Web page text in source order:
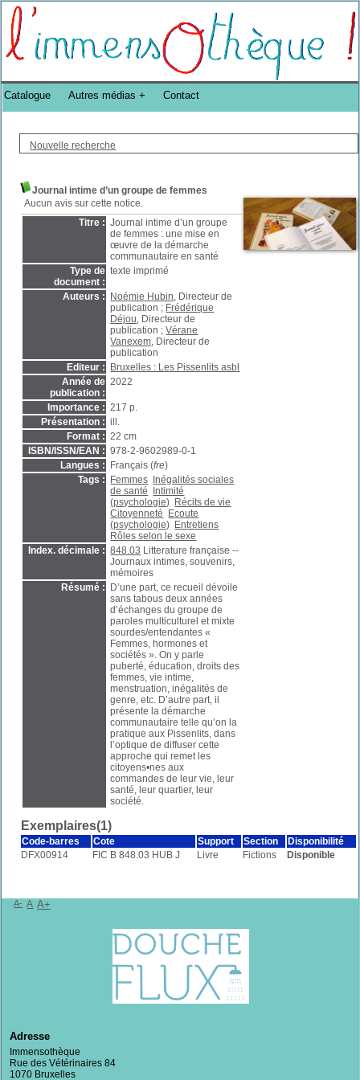
Bibliothèque DoucheFLUX Bibliotheek -->
Nouvelle recherche
Journal intime d’un groupe de femmes
Aucun avis sur cette notice.
Titre : Journal intime d’un groupe
de femmes : une mise en
œuvre de la démarche
communautaire en santé
Type de
document :
texte imprimé
Auteurs : Noémie Hubin, Directeur de
publication ; Frédérique
Déjou, Directeur de
publication ;Vérane
Vanexem, Directeur de
publication
Editeur :
Bruxelles : Les Pissenlits asbl
Année de
publication :
2022
Importance : 217 p.
Présentation : ill.
Format : 22 cm
ISBN/ISSN/EAN : 978-2-9602989-0-1
Langues :
Français (fre)
Tags :
Femmes
Inégalités sociales
de santé
Intimité
(psychologie) Récits de vie
Citoyenneté
Ecoute
(psychologie) Entretiens
Rôles selon le sexe
Index. décimale : 848.03 Litterature française --
Journaux intimes, souvenirs,
mémoires
Résumé :
D’une part, ce recueil dévoile
sans tabous deux années
d’échanges du groupe de
paroles multiculturel et mixte
sourdes/entendantes «
Femmes, hormones et
sociétés ». On y parle
puberté, éducation, droits des
femmes, vie intime,
menstruation, inégalités de
genre, etc. D’autre part, il
présente la démarche
communautaire telle qu’on la
pratique aux Pissenlits, dans
l’optique de diffuser cette
approche qui remet les
citoyens•nes aux
commandes de leur vie, leur
santé, leur quartier, leur
société.
Exemplaires(1)
Code-barres Cote Support Section
Disponibilité
DFX00914
FIC B 848.03 HUB J Livre Fictions Disponible
Catalogue Autres médias Contact
A- A A+
Adresse
Immensothèque
Rue des Vétérinaires 84
1070 Bruxelles